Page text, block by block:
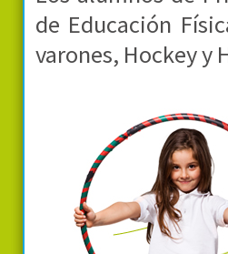
de Educación
varones, Hockey y